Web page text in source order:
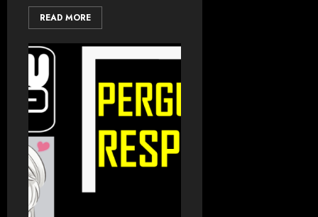
READ MORE